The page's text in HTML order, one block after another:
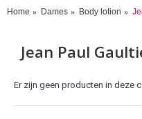
Home Dames Body lotion
Jean Paul
Er zijn geen producten in deze